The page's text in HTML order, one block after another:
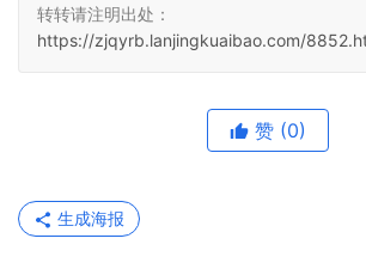
转转请注明出处：
https://zjqyrb.lanjingkuaibao.com/
赞 (0)
生成海报